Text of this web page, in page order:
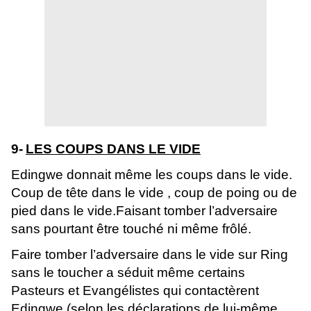
9- LES COUPS DANS LE VIDE
Edingwe donnait même les coups dans le vide.
Coup de tête dans le vide , coup de poing ou de
pied dans le vide.Faisant tomber l’adversaire
sans pourtant être touché ni même frôlé.
Faire tomber l’adversaire dans le vide sur Ring
sans le toucher a séduit même certains
Pasteurs et Evangélistes qui contactèrent